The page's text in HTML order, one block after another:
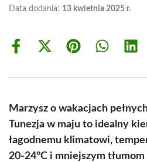
Data dodania: 13 kwietnia 2025 r.
Share
Share
(Twitter)
Share Share
Marzysz o wakacjach
Tunezja w maju to idealny
łagodnemu klimatowi,
20-24°C i mniejszym